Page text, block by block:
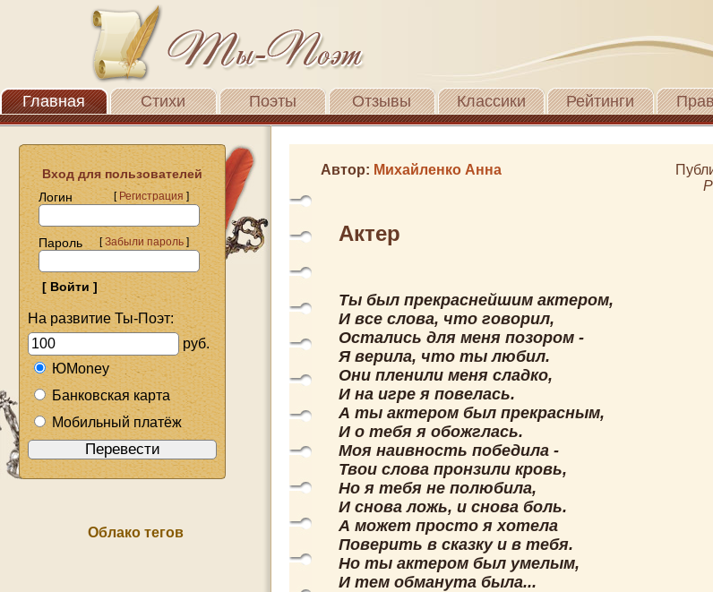
Главная Стихи Поэты Отзывы Классики Рейтинги
Вход для пользователей
Логин
[Регистрация]
Пароль [Забыли пароль]
На развитие Ты-Поэт:
руб.
ЮMoney
Банковская карта
Мобильный платёж
Облако тегов
Автор: Михайленко Анна
Актер
Ты был прекраснейшим актером,
И все слова, что говорил,
Остались для меня позором -
Я верила, что ты любил.
Они пленили меня сладко,
И на игре я повелась.
А ты актером был прекрасным,
И о тебя я обожглась.
Моя наивность победила -
Твои слова пронзили кровь,
Но я тебя не полюбила,
И снова ложь, и снова боль.
А может просто я хотела
Поверить в сказку и в тебя.
Но ты актером был умелым,
И тем обманута была...